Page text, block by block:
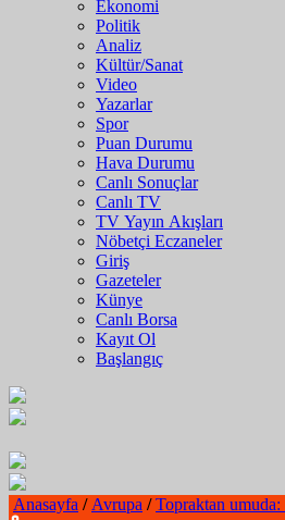
Ekonomi
Politik
Analiz
Kültür/Sanat
Video
Yazarlar
Spor
Puan Durumu
Hava Durumu
Canlı Sonuçlar
Canlı TV
TV Yayın Akışları
Nöbetçi Eczaneler
Giriş
Gazeteler
Künye
Canlı Borsa
Kayıt Ol
Başlangıç
Anasayfa / Avrupa / Topraktan umuda: